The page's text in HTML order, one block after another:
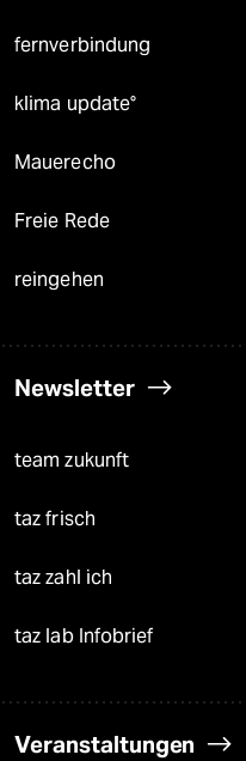
fernverbindung
klima update°
Mauerecho
Freie Rede
reingehen
Newsletter
team zukunft
taz frisch
taz zahl ich
taz lab Infobrief
Veranstaltungen